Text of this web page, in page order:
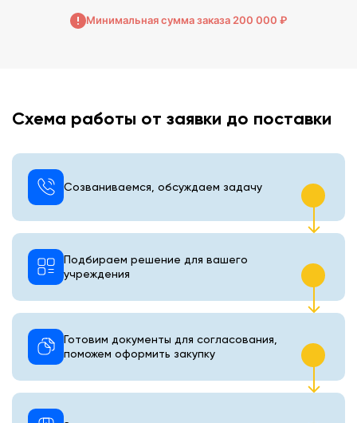
Минимальная сумма заказа 200 000 ₽
Схема работы от заявки до поставки
Созваниваемся, обсуждаем задачу
Подбираем решение для вашего
учреждения
Готовим документы для согласования,
поможем оформить закупку